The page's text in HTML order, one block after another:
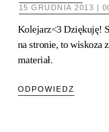
15 GRUDNIA 2013 |
Kolejarz<3 Dziękuję!
na stronie, to wiskoza
materiał.
ODPOWIEDZ